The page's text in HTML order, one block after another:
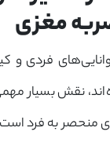
مغزی
فردی و
نقش بسیار
منحصر به فرد